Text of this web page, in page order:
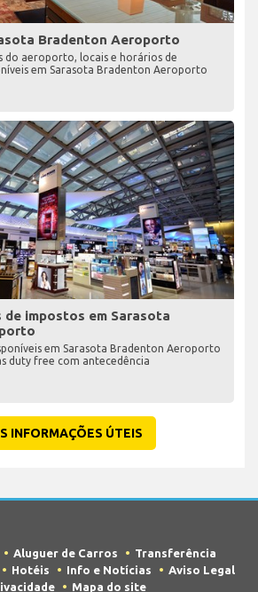
Bradenton Aeroporto
do aeroporto, locais e horários de
em Sarasota Bradenton Aeroporto
de impostos em Sarasota
em Sarasota Bradenton Aeroporto
duty free com antecedência
INFORMAÇÕES ÚTEIS
Aluguer de Carros
Transferência
Hotéis Info e Notícias
Aviso Legal
Mapa do site